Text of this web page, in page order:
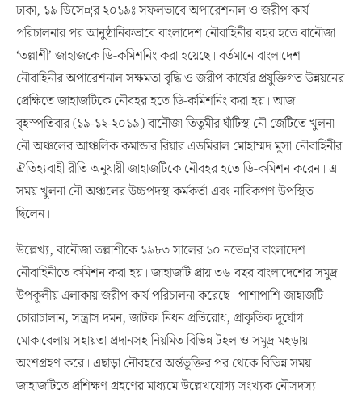
ঢাকা, ১৯ ডিসে¤¦র ২০১৯ঃ সফলভাবে অপারেশনাল ও জরীপ কার্য
পরিচালনার পর আনুষ্ঠানিকভাবে বাংলাদেশ নৌবাহিনীর বহর হতে বানৌজা
‘তল্লাশী’ জাহাজকে ডি-কমিশনিং করা হয়েছে। বর্তমানে বাংলাদেশ
নৌবাহিনীর অপারেশনাল সক্ষমতা বৃদ্ধি ও জরীপ কার্যের প্রযুক্তিগত উন্নয়নের
প্রেক্ষিতে জাহাজটিকে নৌবহর হতে ডি-কমিশনিং করা হয়। আজ
বৃহস্পতিবার (১৯-১২-২০১৯) বানৌজা তিতুমীর ঘাঁটিস্থ নৌ জেটিতে খুলনা
নৌ অঞ্চলের আঞ্চলিক কমান্ডার রিয়ার এডমিরাল মোহাম্মদ মুসা নৌবাহিনীর
ঐতিহ্যবাহী রীতি অনুযায়ী জাহাজটিকে নৌবহর হতে ডি-কমিশন করেন। এ
সময় খুলনা নৌ অঞ্চলের উচ্চপদস্থ কর্মকর্তা এবং নাবিকগণ উপস্থিত
ছিলেন।
উল্লেখ্য, বানৌজা তল্লাশীকে ১৯৮৩ সালের ১০ নভে¤¦র বাংলাদেশ
নৌবাহিনীতে কমিশন করা হয়। জাহাজটি প্রায় ৩৬ বছর বাংলাদেশের সমুদ্র
উপকূলীয় এলাকায় জরীপ কার্য পরিচালনা করেছে। পাশাপাশি জাহাজটি
চোরাচালান, সন্ত্রাস দমন, জাটকা নিধন প্রতিরোধ, প্রাকৃতিক দূর্যোগ
মোকাবেলায় সহায়তা প্রদানসহ নিয়মিত বিভিন্ন টহল ও সমুদ্র মহড়ায়
অংশগ্রহণ করে। এছাড়া নৌবহরে অর্ন্তভূক্তির পর থেকে বিভিন্ন সময়
জাহাজটিতে প্রশিক্ষণ গ্রহণের মাধ্যমে উল্লেখযোগ্য সংখ্যক নৌসদস্য